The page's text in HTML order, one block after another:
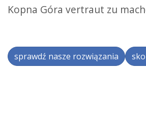
Kopna Góra vertraut zu
sprawdź nasze rozwiązania